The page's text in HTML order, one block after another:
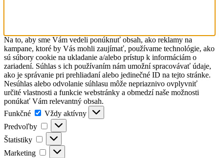
Na to, aby sme Vám vedeli ponúknuť obsah, ako reklamy na
kampane, ktoré by Vás mohli zaujímať, používame technológie, ako
sú súbory cookie na ukladanie a/alebo prístup k informáciám o
zariadení. Súhlas s ich používaním nám umožní spracovávať údaje,
ako je správanie pri prehliadaní alebo jedinečné ID na tejto stránke.
Nesúhlas alebo odvolanie súhlasu môže nepriaznivo ovplyvniť
určité vlastnosti a funkcie webstránky a obmedzí naše možnosti
ponúkať Vám relevantný obsah.
Funkčné
Funkčné
Vždy aktívny
Predvoľby
Predvoľby
Štatistiky Štatistiky
Marketing Marketing